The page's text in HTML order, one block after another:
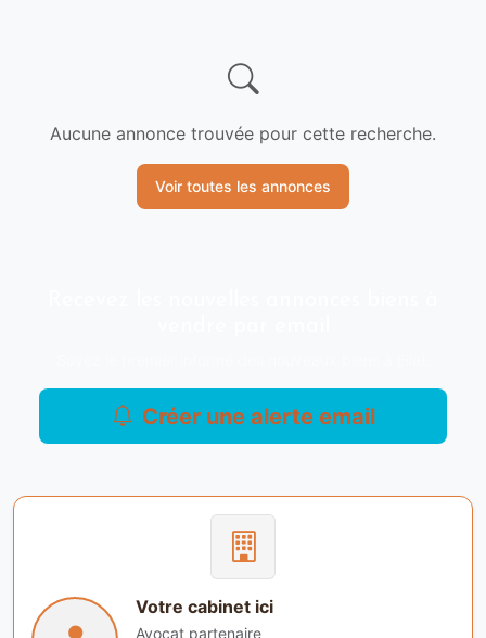
Aucune annonce trouvée pour cette recherche.
Voir toutes les annonces
Créer une alerte email
Votre cabinet ici
Avocat partenaire